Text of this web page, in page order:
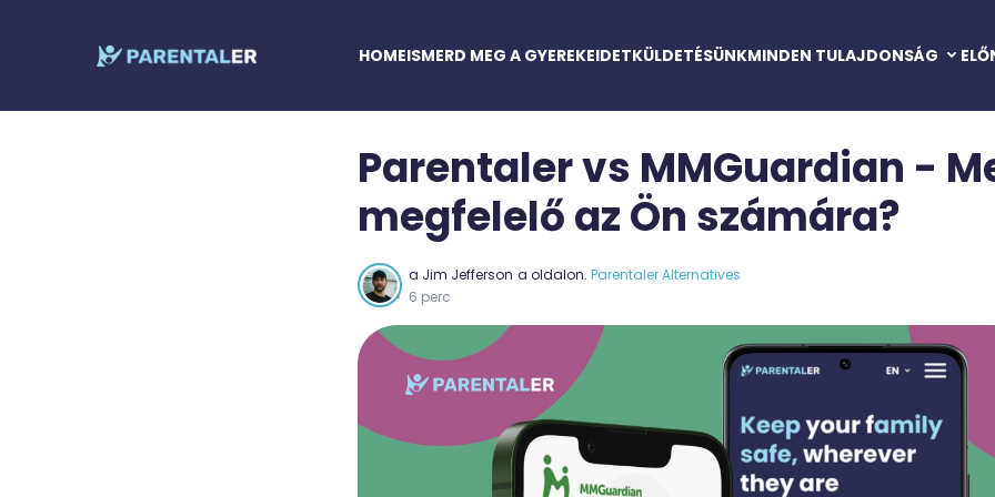
HOMEISMERD MEG A GYEREKEIDETKÜLDETÉSÜNKMINDEN TULAJDONSÁG
Szövegek és hívások
Operációs rendszer
Helyszín
Parentaler vs MMGuardian -
megfelelő az Ön számára?
a Jim Jefferson a oldalon. Parentaler Alternatives
6 perc